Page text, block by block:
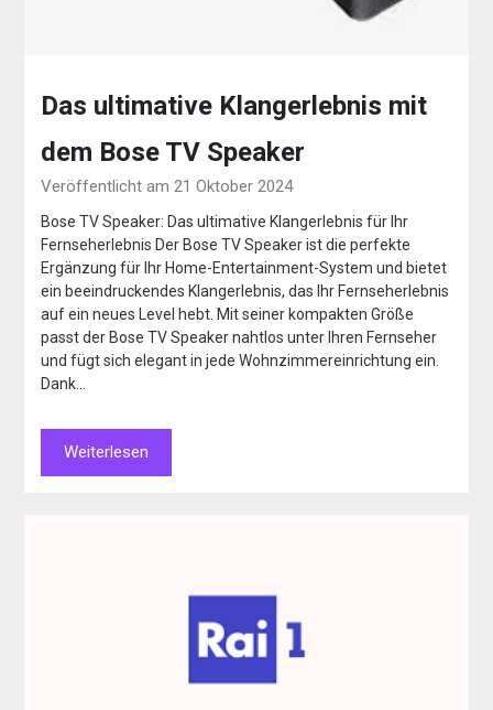
Das ultimative Klangerlebnis mit
dem Bose TV Speaker
Veröffentlicht am 21 Oktober 2024
Bose TV Speaker: Das ultimative Klangerlebnis für Ihr
Fernseherlebnis Der Bose TV Speaker ist die perfekte
Ergänzung für Ihr Home-Entertainment-System und bietet
ein beeindruckendes Klangerlebnis, das Ihr Fernseherlebnis
auf ein neues Level hebt. Mit seiner kompakten Größe
passt der Bose TV Speaker nahtlos unter Ihren Fernseher
und fügt sich elegant in jede Wohnzimmereinrichtung ein.
Dank…
Weiterlesen